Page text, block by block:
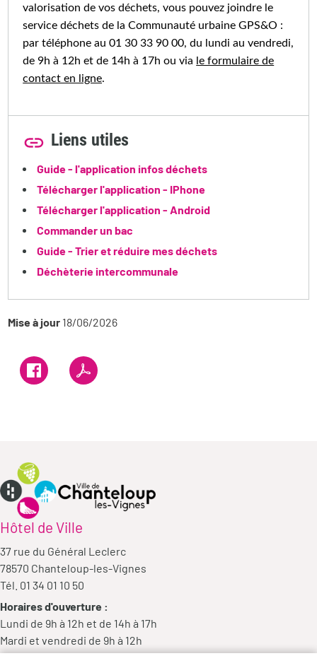
valorisation de vos déchets, vous pouvez joindre le
service déchets de la Communauté urbaine GPS&O :
par téléphone au 01 30 33 90 00, du lundi au vendredi,
de 9h à 12h et de 14h à 17h ou via le formulaire de
contact en ligne.
Liens utiles
Guide - l'application infos déchets
Télécharger l'application - IPhone
Télécharger l'application - Android
Commander un bac
Guide - Trier et réduire mes déchets
Déchèterie intercommunale
Mise à jour 18/06/2026
Hôtel de Ville
37 rue du Général Leclerc
78570 Chanteloup-les-Vignes
Tél. 01 34 01 10 50
Horaires d'ouverture :
Lundi de 9h à 12h et de 14h à 17h
Mardi et vendredi de 9h à 12h
Mercredi de 9h à 12h et de 14h à 18h